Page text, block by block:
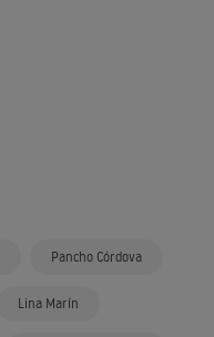
Pancho Córdova
Lina Marín